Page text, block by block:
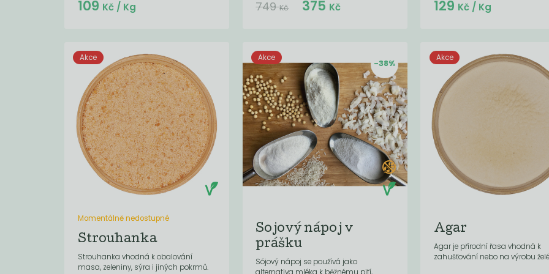
109 Kč/ Kg 749Kč 375 Kč 129 Kč/ Kg
Akce
Momentálně nedostupné
Strouhanka
Strouhanka vhodná k obalování
masa, zeleniny, sýra i jiných pokrmů.
Akce
-38%
Sojový nápoj v
prášku
Sójový nápoj se používá jako
Akce
Agar
Agar je přírodní řasa vhodná k
zahušťování nebo na výrobu